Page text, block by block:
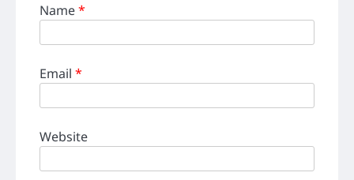
Name*
Email *
Website